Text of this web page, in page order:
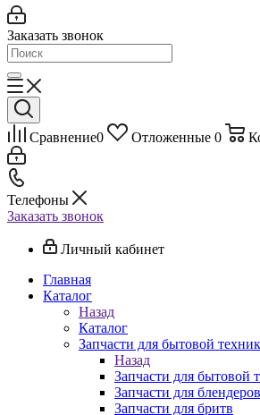
Заказать звонок
Сравнение0 Отложенные 0
Телефоны
Заказать звонок
Личный кабинет
Главная
Каталог
Назад
Каталог
Запчасти для бытовой
Назад
Запчасти для бытовой
Запчасти для
Запчасти для бритв